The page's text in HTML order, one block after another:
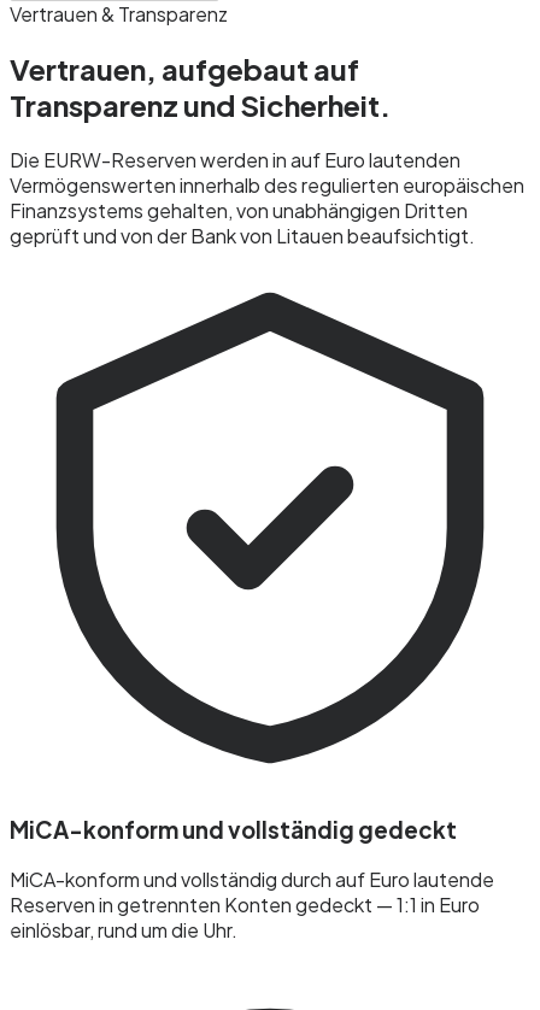
Vertrauen & Transparenz
Vertrauen, aufgebaut auf
Transparenz und Sicherheit.
Die EURW-Reserven werden in auf Euro lautenden
Vermögenswerten innerhalb des regulierten europäischen
Finanzsystems gehalten, von unabhängigen Dritten
geprüft und von der Bank von Litauen beaufsichtigt.
MiCA-konform und vollständig gedeckt
MiCA-konform und vollständig durch auf Euro lautende
Reserven in getrennten Konten gedeckt — 1:1 in Euro
einlösbar, rund um die Uhr.